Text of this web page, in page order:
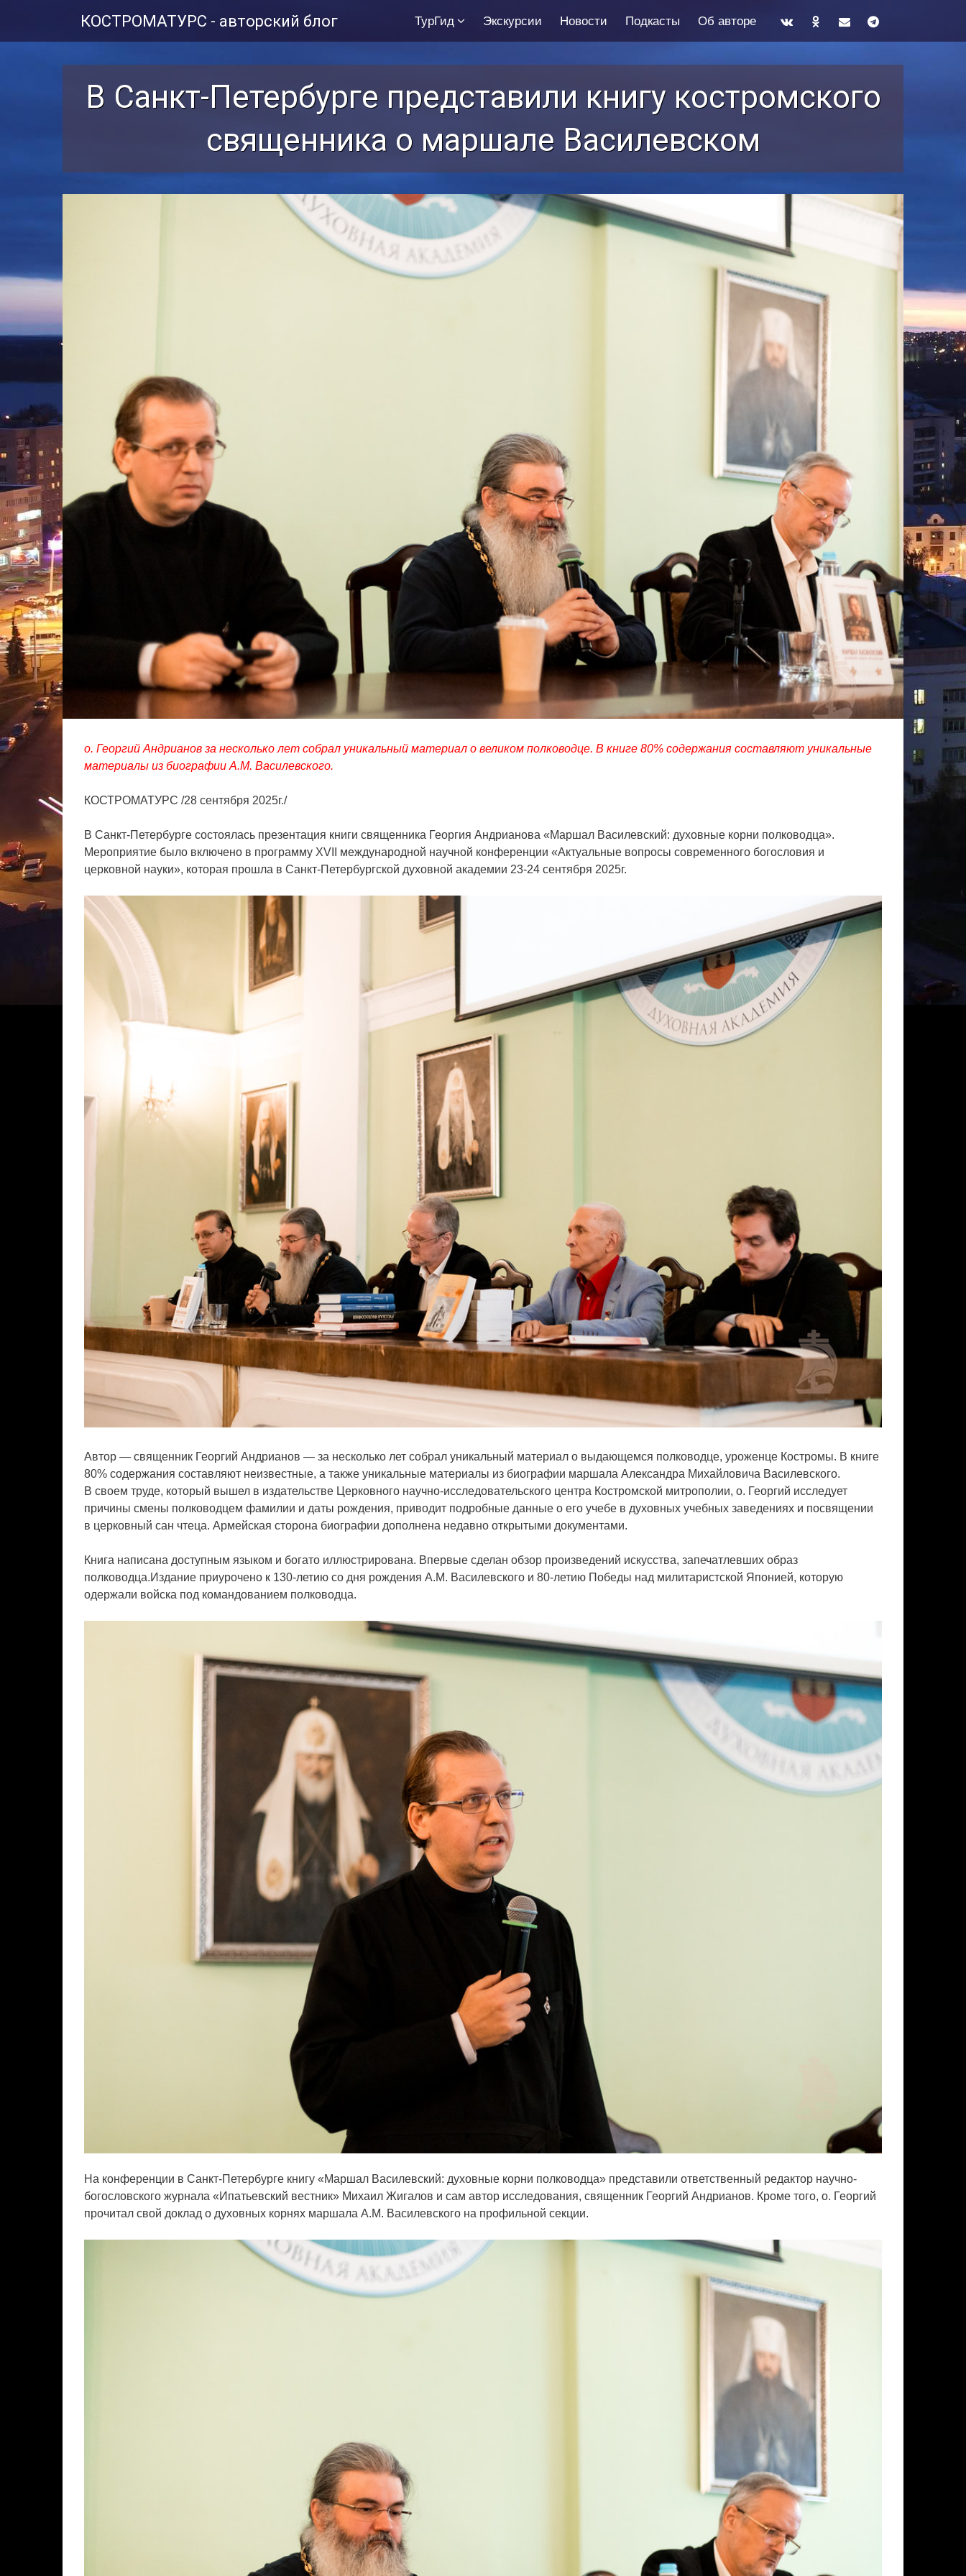
КОСТРОМАТУРС - авторский блог ТурГид Экскурсии Новости Подкасты Об авторе
В Санкт-Петербурге представили книгу костромского
священника о маршале Василевском
о. Георгий Андрианов за несколько лет собрал уникальный материал о великом полководце. В книге 80% содержания составляют уникальные
материалы из биографии А.М. Василевского.
КОСТРОМАТУРС /28 сентября 2025г./
В Санкт-Петербурге состоялась презентация книги священника Георгия Андрианова «Маршал Василевский: духовные корни полководца».
Мероприятие было включено в программу XVII международной научной конференции «Актуальные вопросы современного богословия и
церковной науки», которая прошла в Санкт-Петербургской духовной академии 23-24 сентября 2025г.
Автор — священник Георгий Андрианов — за несколько лет собрал уникальный материал о выдающемся полководце, уроженце Костромы. В книге
80% содержания составляют неизвестные, а также уникальные материалы из биографии маршала Александра Михайловича Василевского.
В своем труде, который вышел в издательстве Церковного научно-исследовательского центра Костромской митрополии, о. Георгий исследует
причины смены полководцем фамилии и даты рождения, приводит подробные данные о его учебе в духовных учебных заведениях и посвящении
в церковный сан чтеца. Армейская сторона биографии дополнена недавно открытыми документами.
Книга написана доступным языком и богато иллюстрирована. Впервые сделан обзор произведений искусства, запечатлевших образ
полководца.Издание приурочено к 130-летию со дня рождения А.М. Василевского и 80-летию Победы над милитаристской Японией, которую
одержали войска под командованием полководца.
На конференции в Санкт-Петербурге книгу «Маршал Василевский: духовные корни полководца» представили ответственный редактор научно-
богословского журнала «Ипатьевский вестник» Михаил Жигалов и сам автор исследования, священник Георгий Андрианов. Кроме того, о. Георгий
прочитал свой доклад о духовных корнях маршала А.М. Василевского на профильной секции.